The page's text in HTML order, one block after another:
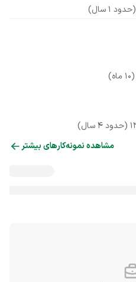
(حدود 1 سال)
(10 ماه)
(حدود 4 سال)
مشاهده نمونه‌کارهای بیشتر